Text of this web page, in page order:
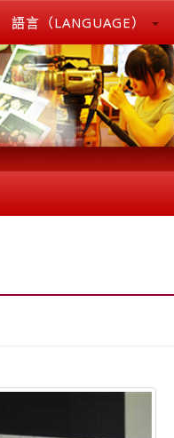
語言（LANGUAGE）